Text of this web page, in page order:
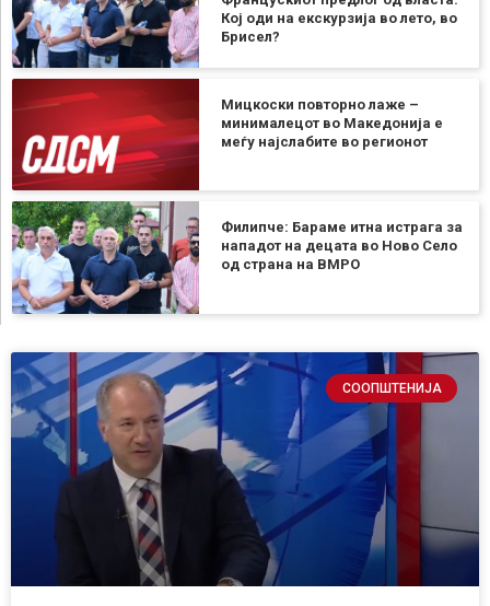
Кој оди на екскурзија во лето, во
Брисел?
Мицкоски повторно лаже –
минималецот во Македонија е
меѓу најслабите во регионот
Филипче: Бараме итна истрага за
нападот на децата во Ново Село
од страна на ВМРО
СООПШТЕНИЈА